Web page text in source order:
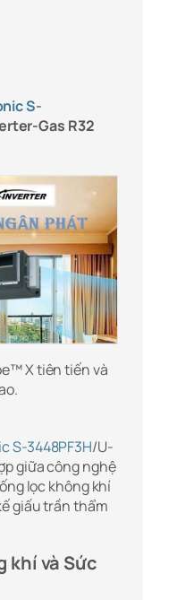
S-
Gas R32
X tiên tiến và
S-3448PF3H/U-
giữa công nghệ
lọc không khí
giấu trần thẩm
khí và Sức